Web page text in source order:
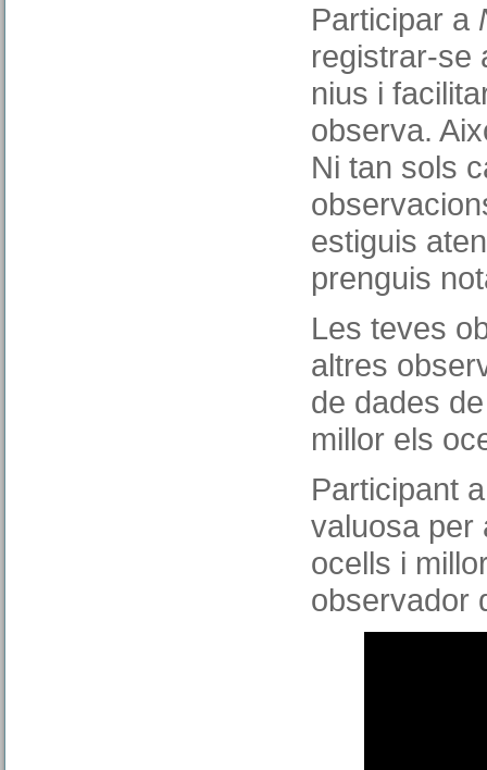
Participar a
registrar-se
nius i
observa.
Ni tan sols
estiguis
prenguis
Les teves
altres
de dades
millor els
Participant
valuosa per
ocells i
observador